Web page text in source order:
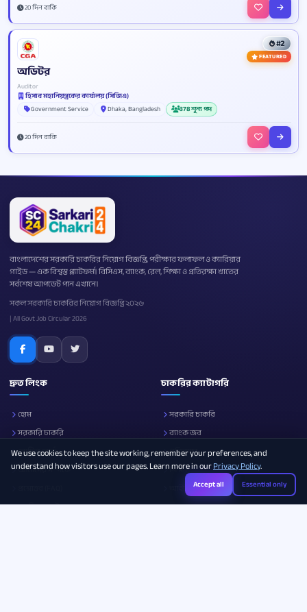
20 দিন বাকি
#2
FEATURED
অডিটর
Auditor
হিসাব মহানিয়ন্ত্রকের কার্যালয় (সিজিএ)
Government Service
Dhaka, Bangladesh 378 শূন্য পদ
20 দিন বাকি
বাংলাদেশের সরকারি চাকরির নিয়োগ বিজ্ঞপ্তি, পরীক্ষার ফলাফল ও ক্যারিয়ার
গাইড — এক বিশ্বস্ত প্ল্যাটফর্ম। বিসিএস, ব্যাংক, রেল, শিক্ষা ও প্রতিরক্ষা খাতের
সর্বশেষ আপডেট পান এখানে।
সকল সরকারি চাকরির নিয়োগ বিজ্ঞপ্তি ২০২৬
| All Govt Job Circular 2026
দ্রুত লিংক
হোম
সরকারি চাকরি
নোটিশ বোর্ড
আমাদের সম্পর্কে
ক্যারিয়ার গাইড
চাকরির ক্যাটাগরি
সরকারি চাকরি
ব্যাংক জব
প্রতিরক্ষা
শিক্ষা
আইসিটি
We use cookies to keep the site working, remember your preferences, and
understand how visitors use our pages. Learn more in ourPrivacy Policy.
Accept all Essential only